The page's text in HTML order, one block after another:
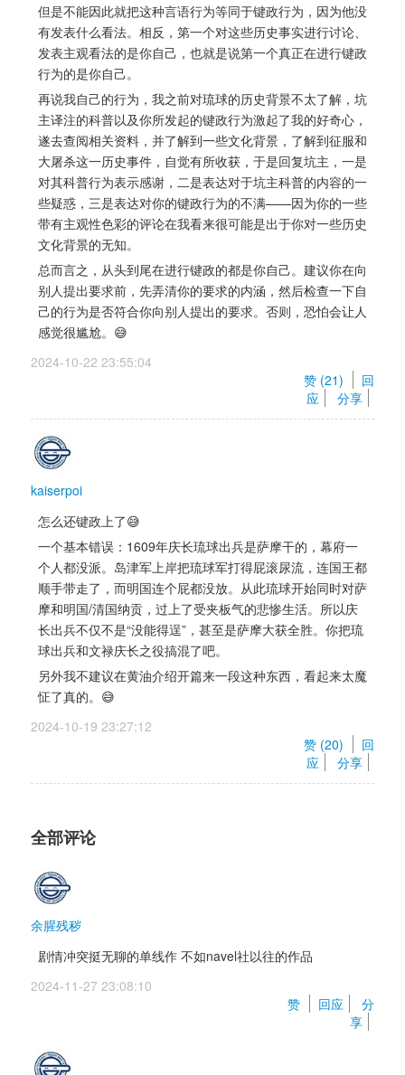
但是不能因此就把这种言语行为等同于键政行为，因为他没
有发表什么看法。相反，第一个对这些历史事实进行讨论、
发表主观看法的是你自己，也就是说第一个真正在进行键政
行为的是你自己。
再说我自己的行为，我之前对琉球的历史背景不太了解，坑
主译注的科普以及你所发起的键政行为激起了我的好奇心，
遂去查阅相关资料，并了解到一些文化背景，了解到征服和
大屠杀这一历史事件，自觉有所收获，于是回复坑主，一是
对其科普行为表示感谢，二是表达对于坑主科普的内容的一
些疑惑，三是表达对你的键政行为的不满——因为你的一些
带有主观性色彩的评论在我看来很可能是出于你对一些历史
文化背景的无知。
总而言之，从头到尾在进行键政的都是你自己。建议你在向
别人提出要求前，先弄清你的要求的内涵，然后检查一下自
己的行为是否符合你向别人提出的要求。否则，恐怕会让人
感觉很尴尬。😅
2024-10-22 23:55:04
赞 (21)
回
应
分享
kaiserpoi
怎么还键政上了😅
一个基本错误：1609年庆长琉球出兵是萨摩干的，幕府一
个人都没派。岛津军上岸把琉球军打得屁滚尿流，连国王都
顺手带走了，而明国连个屁都没放。从此琉球开始同时对萨
摩和明国/清国纳贡，过上了受夹板气的悲惨生活。所以庆
长出兵不仅不是“没能得逞”，甚至是萨摩大获全胜。你把琉
球出兵和文禄庆长之役搞混了吧。
另外我不建议在黄油介绍开篇来一段这种东西，看起来太魔
怔了真的。😅
2024-10-19 23:27:12
赞 (20)
回
应
分享
全部评论
余腥残秽
剧情冲突挺无聊的单线作 不如navel社以往的作品
2024-11-27 23:08:10
赞
回应
分
享